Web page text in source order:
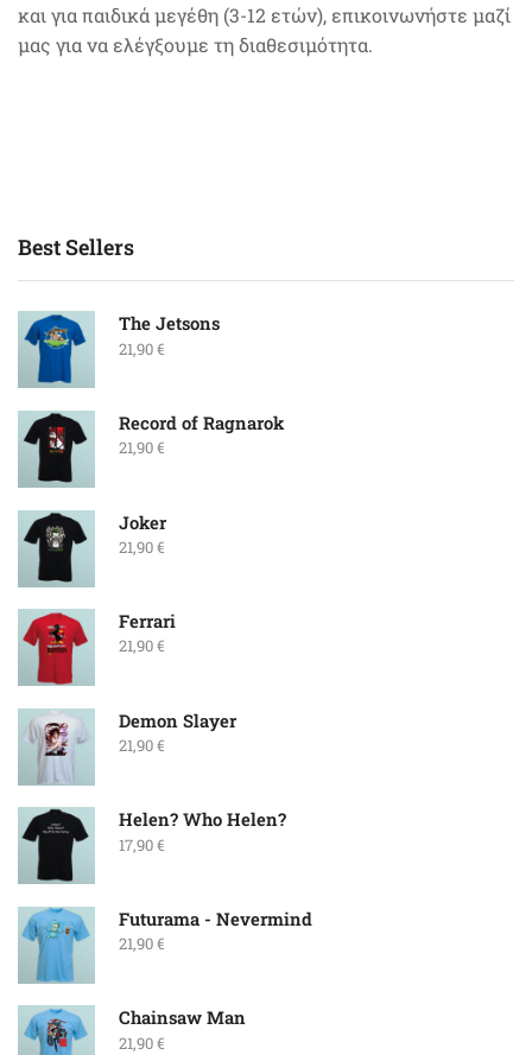
και για παιδικά μεγέθη (3-12 ετών), επικοινωνήστε μαζί
μας για να ελέγξουμε τη διαθεσιμότητα.
Best Sellers
The Jetsons
21,90€
Record of Ragnarok
21,90€
Joker
21,90€
Ferrari
21,90€
Demon Slayer
21,90€
Helen? Who Helen?
17,90€
Futurama - Nevermind
21,90€
Chainsaw Man
21,90€